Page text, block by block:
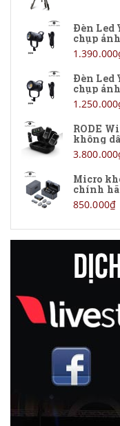
Logitech
XFAN
NNS
RELACART
MIRFAK
FIFINE
LENSGO
Saramonic
Acemic
Rode
Boya
Chưa phân loại
Salar
Đèn Led
chụp ảnh
Đèn Led
chụp ảnh
RODE
không
Micro
chính
850.000₫